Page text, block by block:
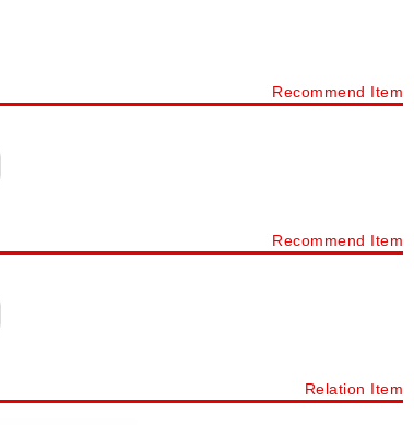
Recommend Item
Recommend Item
Relation Item